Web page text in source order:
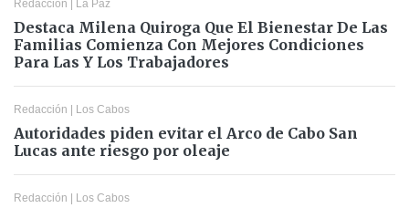
Redacción | La Paz
Destaca Milena Quiroga Que El Bienestar De Las
Familias Comienza Con Mejores Condiciones
Para Las Y Los Trabajadores
Redacción | Los Cabos
Autoridades piden evitar el Arco de Cabo San
Lucas ante riesgo por oleaje
Redacción | Los Cabos